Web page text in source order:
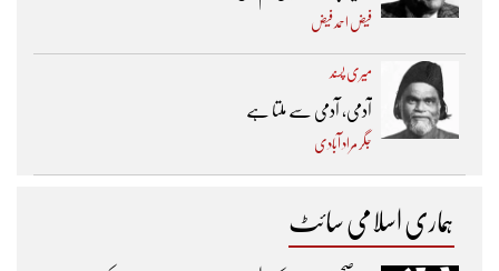
فیض احمد فیض
میری پسند
آدمی، آدمی سے ملتا ہے
جگر مراد آبادی
ہماری اسلامی سائٹ